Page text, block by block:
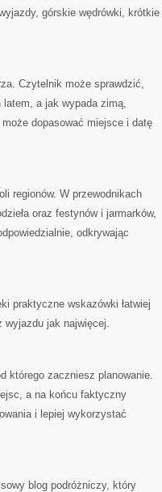
górskie wędrówki, krótkie
Czytelnik może sprawdzić,
latem, a jak wypada zimą,
dopasować miejsce i datę
regionów. W przewodnikach
oraz festynów i jarmarków,
odkrywając
praktyczne wskazówki łatwiej
wyjazdu jak najwięcej.
którego zaczniesz planowanie.
a na końcu faktyczny
i lepiej wykorzystać
blog podróżniczy, który